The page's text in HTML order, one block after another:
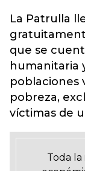
La Patrulla
que se
humanitaria
poblaciones
pobreza,
víctimas de
Toda